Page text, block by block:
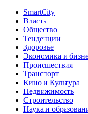
SmartCity
Власть
Общество
Тенденции
Здоровье
Экономика и
Происшествия
Транспорт
Кино и Культура
Недвижимость
Строительство
Наука и